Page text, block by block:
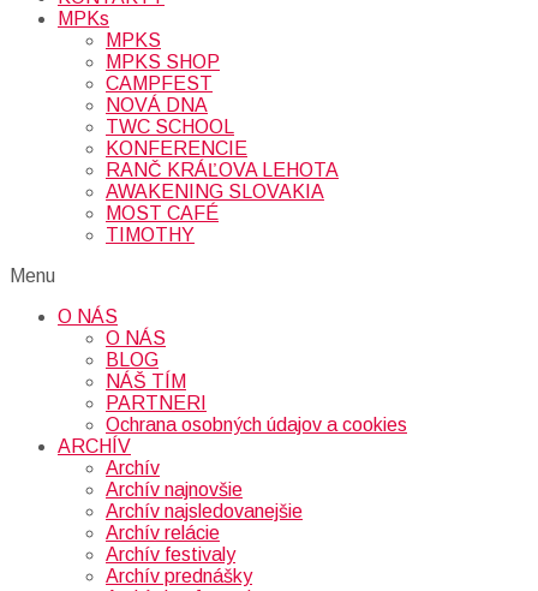
MPKs
MPKS
MPKS SHOP
CAMPFEST
NOVÁ DNA
TWC SCHOOL
KONFERENCIE
RANČ KRÁĽOVA LEHOTA
AWAKENING SLOVAKIA
MOST CAFÉ
TIMOTHY
Menu
O NÁS
O NÁS
BLOG
NÁŠ TÍM
PARTNERI
Ochrana osobných údajov a cookies
ARCHÍV
Archív
Archív najnovšie
Archív najsledovanejšie
Archív relácie
Archív festivaly
Archív prednášky